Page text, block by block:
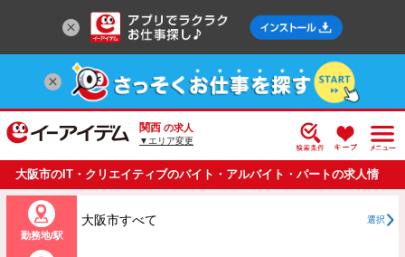
関西 の求人
▼エリア変更
大阪市のIT・クリエイティブのバイト・アルバイト・パートの求人情
報一覧
勤務地/駅
大阪市すべて 選択